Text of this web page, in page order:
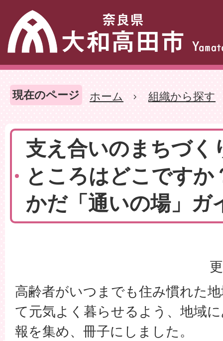
現在のページ ホーム 組織から探す
支え合いのまちづく
ところはどこですか
かだ「通いの場」ガ
高齢者がいつまでも住み慣れた
て元気よく暮らせるよう、地域
報を集め、冊子にしました。